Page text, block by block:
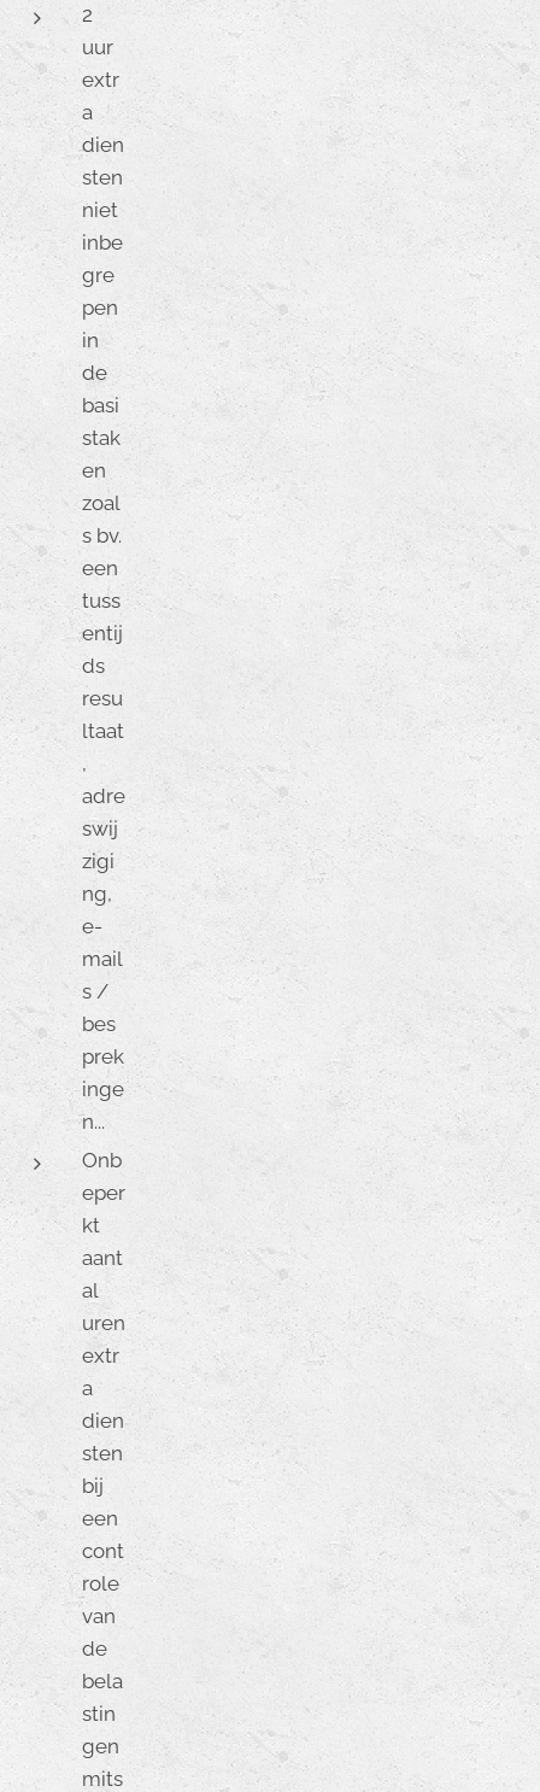
2
uur
extr
a
dien
sten
niet
inbe
gre
pen
in
de
basi
stak
en
zoal
s bv.
een
tuss
entij
ds
resu
ltaat
,
adre
swij
zigi
ng,
e-
mail
s /
bes
prek
inge
n...
Onb
eper
kt
aant
al
uren
extr
a
dien
sten
bij
een
cont
role
van
de
bela
stin
gen
mits